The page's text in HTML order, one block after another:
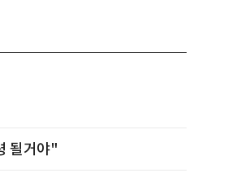
될거야"